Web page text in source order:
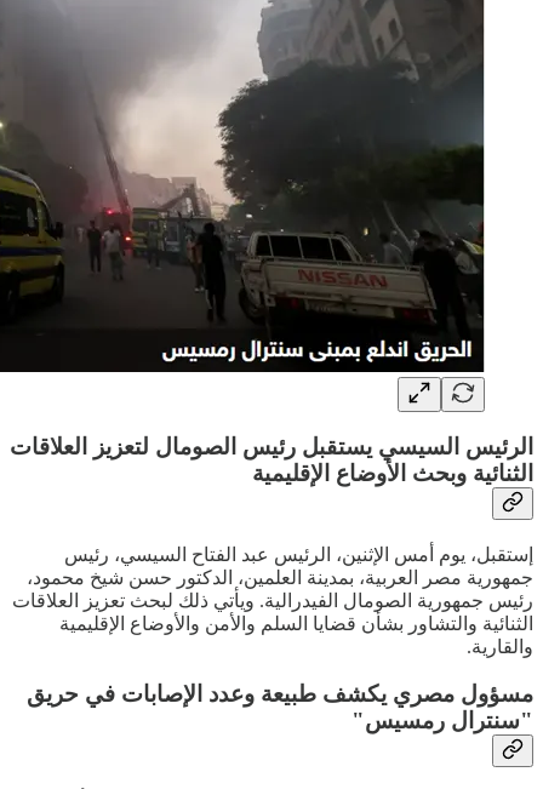
الرئيس السيسي يستقبل رئيس الصومال لتعزيز العلاقات
الثنائية وبحث الأوضاع الإقليمية
إستقبل، يوم أمس الإثنين، الرئيس عبد الفتاح السيسي، رئيس
جمهورية مصر العربية، بمدينة العلمين، الدكتور حسن شيخ محمود،
رئيس جمهورية الصومال الفيدرالية. ويأتي ذلك لبحث تعزيز العلاقات
الثنائية والتشاور بشأن قضايا السلم والأمن والأوضاع الإقليمية
والقارية.
مسؤول مصري يكشف طبيعة وعدد الإصابات في حريق
"سنترال رمسيس"